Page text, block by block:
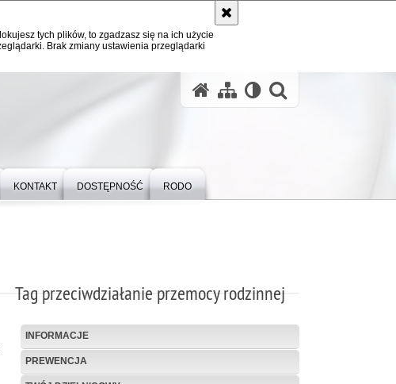
tych plików, to zgadzasz się na ich użycie
Brak zmiany ustawienia przeglądarki
KONTAKT DOSTĘPNOŚĆ RODO
Tag przeciwdziałanie przemocy rodzinnej
INFORMACJE
PREWENCJA